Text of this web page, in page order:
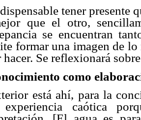
tener presente
que el otro,
se encuentran
formar una imagen de
hacer. Se reflexionará
como
está ahí, para la
caótica